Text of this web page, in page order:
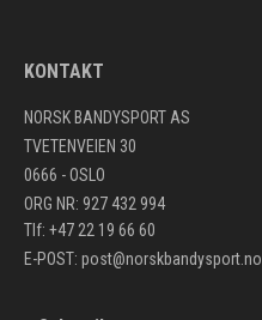
KONTAKT
NORSK BANDYSPORT AS
TVETENVEIEN 30
0666 - OSLO
ORG NR: 927 432 994
Tlf: +47 22 19 66 60
E-POST: post@norskbandysport.no